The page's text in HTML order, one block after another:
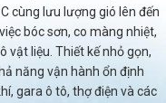
cùng lưu lượng gió lên đến
bóc sơn, co màng nhiệt,
vật liệu. Thiết kế nhỏ gọn,
năng vận hành ổn định
gara ô tô, thợ điện và các